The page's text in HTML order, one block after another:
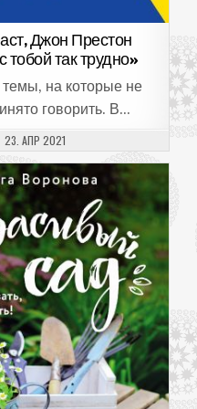
Джон Престон
тобой так трудно»
темы, на которые не
говорить. В…
ДАТА ПУБЛИКАЦИИ:
23. АПР 2021